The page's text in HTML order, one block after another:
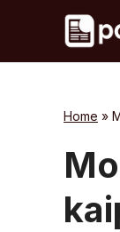
Home »